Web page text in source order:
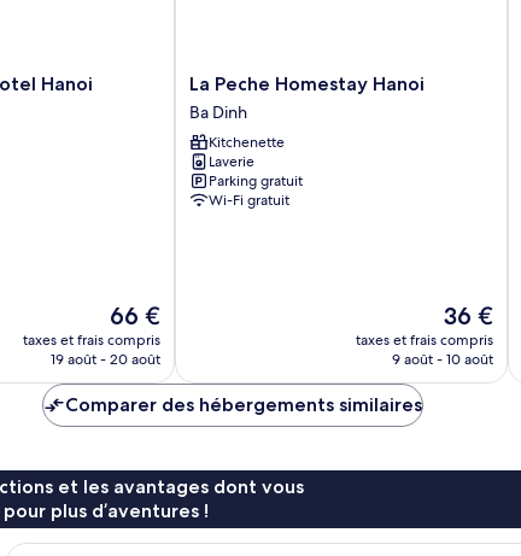
Hanoi
Le
nouveau
prix
de
66 €
66 €
taxes et frais compris
19 août - 20 août
La
Peche
Homestay
Hanoi
Ba
Dinh
La Peche Homestay Hanoi
Ba Dinh
Kitchenette
Laverie
Parking gratuit
Wi-Fi gratuit
Le
nouveau
prix
36 €
taxes et frais compris
9 août - 10 août
Comparer des hébergements similaires
et les avantages dont vous
plus d’aventures !